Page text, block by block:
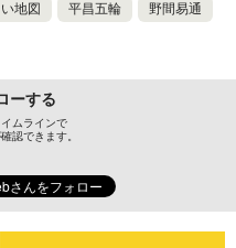
地図 平昌五輪 野間易通
ーする
ムラインで
認できます。